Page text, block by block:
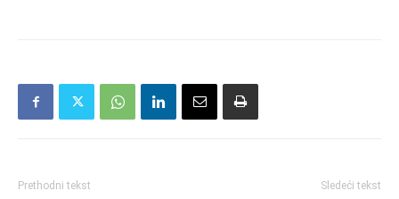
Prethodni tekst Sledeći tekst